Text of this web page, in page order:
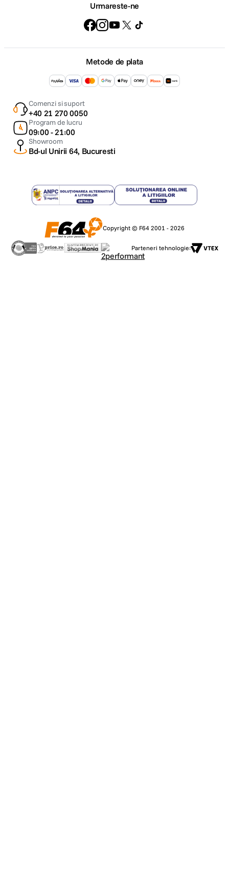
Urmareste-ne
Metode de plata
Comenzi si suport
+40 21 270 0050
Program de lucru
09:00 - 21:00
Showroom
Bd-ul Unirii 64, Bucuresti
Copyright © F64 2001 - 2026
Parteneri tehnologie: